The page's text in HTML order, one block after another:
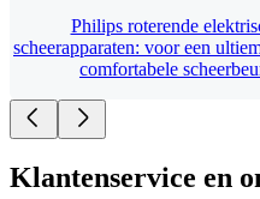
Philips roterende
scheerapparaten: voor een
comfortabele
Klantenservice en